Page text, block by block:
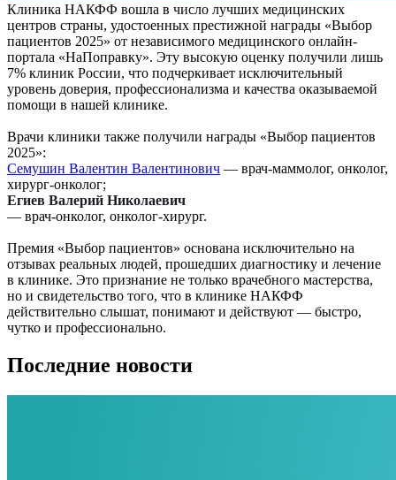
Клиника НАКФФ вошла в число лучших медицинских
центров страны, удостоенных престижной награды «Выбор
пациентов 2025» от независимого медицинского онлайн-
портала «НаПоправку». Эту высокую оценку получили лишь
7% клиник России, что подчеркивает исключительный
уровень доверия, профессионализма и качества оказываемой
помощи в нашей клинике.
Врачи клиники также получили награды «Выбор пациентов
2025»:
Семушин Валентин Валентинович — врач-маммолог, онколог,
хирург-онколог;
Егиев Валерий Николаевич
— врач-онколог, онколог-хирург.
Премия «Выбор пациентов» основана исключительно на
отзывах реальных людей, прошедших диагностику и лечение
в клинике. Это признание не только врачебного мастерства,
но и свидетельство того, что в клинике НАКФФ
действительно слышат, понимают и действуют — быстро,
чутко и профессионально.
Последние новости